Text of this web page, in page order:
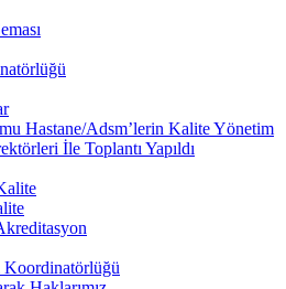
Hastane/Adsm’lerin Kalite Yönetim
İle Toplantı Yapıldı
Koordinatörlüğü